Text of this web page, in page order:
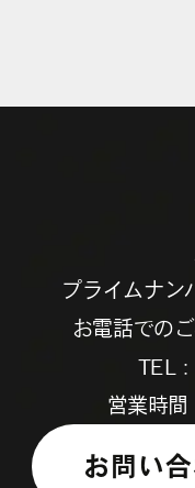
プライムナン
お電話での
TEL
営業時
お問い